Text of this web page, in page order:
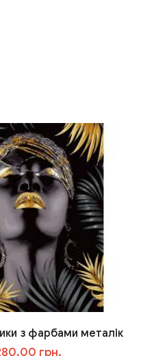
з фарбами металік
грн.